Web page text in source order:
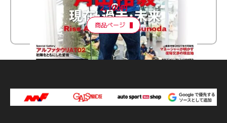
2,100円
商品ページ